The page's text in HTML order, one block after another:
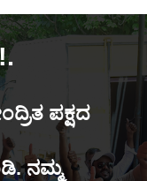
ಪಕ್ಷದ
ನಮ್ಮ